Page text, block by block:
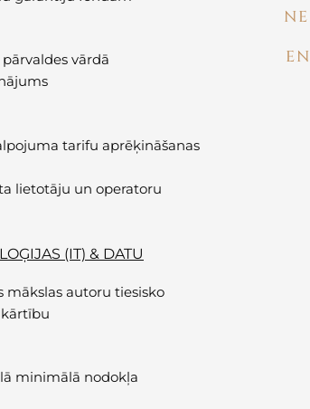
vārdā
tarifu aprēķināšanas
lietotāju un operatoru
(IT) & DATU
autoru tiesisko
minimālā nodokļa